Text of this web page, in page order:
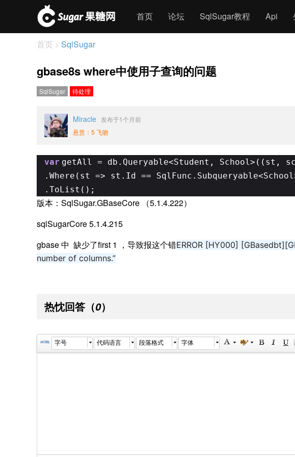
首页 论坛 SqlSugar教程 Api
首页 > SqlSugar
gbase8s where中使用子查询的问题
SqlSugar 待处理
Miracle 发布于1个月前
悬赏：5 飞吻
var getAll = db.Queryable<Student, School>((st,
.Where(st => st.Id ==
.ToList();
版本：SqlSugar.GBaseCore （5.1.4.222）
sqlSugarCore 5.1.4.215
gbase 中 缺少了first 1 ，导致报这个错ERROR [HY000]
number of columns.”
热忱回答 （0）
字号 代码语言 段落格式 字体